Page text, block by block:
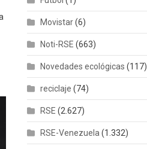
Movistar(6)
Noti-RSE (663)
Novedades ecológicas (117)
reciclaje (74)
RSE (2.627)
RSE-Venezuela (1.332)